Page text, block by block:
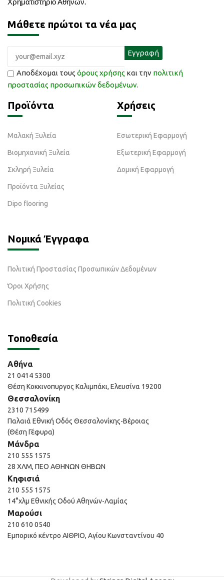
Μάθετε πρώτοι τα νέα μας
Αποδέχομαι τους όρους χρήσης και την πολιτική
προστασίας προσωπικών δεδομένων.
Προϊόντα
Μαλακή Ξυλεία
Βιομηχανική Ξυλεία
Σκληρή Ξυλεία
Προϊόντα Ξυλείας
Dipo flooring
Χρήσεις
Εσωτερική Εφαρμογή
Εξωτερική Εφαρμογή
Δομική Εφαρμογή
Νομικά Έγγραφα
Πολιτική Προστασίας Προσωπικών Δεδομένων
Όροι Χρήσης
Πολιτική Cookies
Τοποθεσία
Αθήνα
21 0414 5300
Θέση Κοκκινοπυργος Καλιμπάκι, Ελευσίνα 19200
Θεσσαλονίκη
2310 715499
Παλαιά Εθνική Οδός Θεσσαλονίκης-Βέροιας
(Θέση Γέφυρα)
Μάνδρα
210 555 1575
28 ΧΛΜ, ΠΕΟ ΑΘΗΝΩΝ ΘΗΒΩΝ
Κηφισιά
210 555 1575
14°χλμ Εθνικής Οδού Αθηνών-Λαμίας
Μαρούσι
210 610 0540
Εμπορικό κέντρο ΑΙΘΡΙΟ, Αγίου Κωνσταντίνου 40